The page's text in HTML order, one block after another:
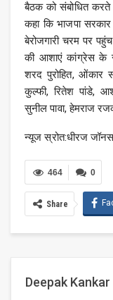
बैठक को संबोधित
कहा कि भाजपा
बेरोजगारी चरम पर
की आशाएं कांग्रेस के
शरद पुरोहित, ओंकार
कुल्फी, रितेश पांडे,
सुनील पावा, हेमराज
न्यूज स्रोत:धीरज
0
464
Share
Deepak Kankar